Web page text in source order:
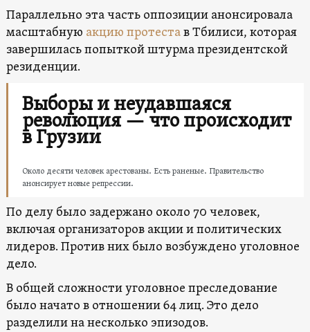
Параллельно эта часть оппозиции анонсировала
масштабную акцию протестав Тбилиси, которая
завершилась попыткой штурма президентской
резиденции.
Выборы и неудавшаяся
революция — что происходит
в Грузии
Около десяти человек арестованы. Есть раненые. Правительство
анонсирует новые репрессии.
По делу было задержано около 70 человек,
включая организаторов акции и политических
лидеров. Против них было возбуждено уголовное
дело.
В общей сложности уголовное преследование
было начато в отношении 64 лиц. Это дело
разделили на несколько эпизодов.